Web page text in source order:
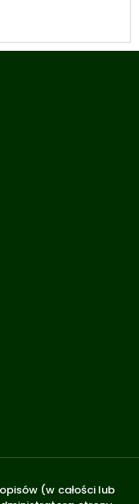
(w całości lub